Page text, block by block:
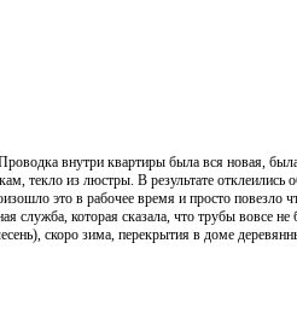
внутри квартиры была вся новая,
текло из люстры. В результате
это в рабочее время и просто повезло
которая сказала, что трубы вовсе
скоро зима, перекрытия в доме